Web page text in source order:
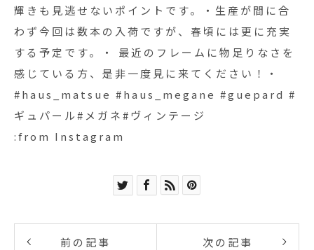
:from Instagram
前の記事 次の記事